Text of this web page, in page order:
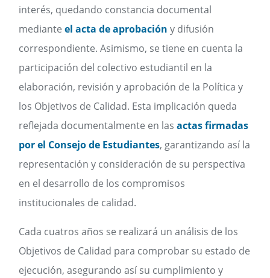
interés, quedando constancia documental
mediante el acta de aprobación y difusión
correspondiente. Asimismo, se tiene en cuenta la
participación del colectivo estudiantil en la
elaboración, revisión y aprobación de la Política y
los Objetivos de Calidad. Esta implicación queda
reflejada documentalmente en las actas firmadas
por el Consejo de Estudiantes, garantizando así la
representación y consideración de su perspectiva
en el desarrollo de los compromisos
institucionales de calidad.
Cada cuatros años se realizará un análisis de los
Objetivos de Calidad para comprobar su estado de
ejecución, asegurando así su cumplimiento y